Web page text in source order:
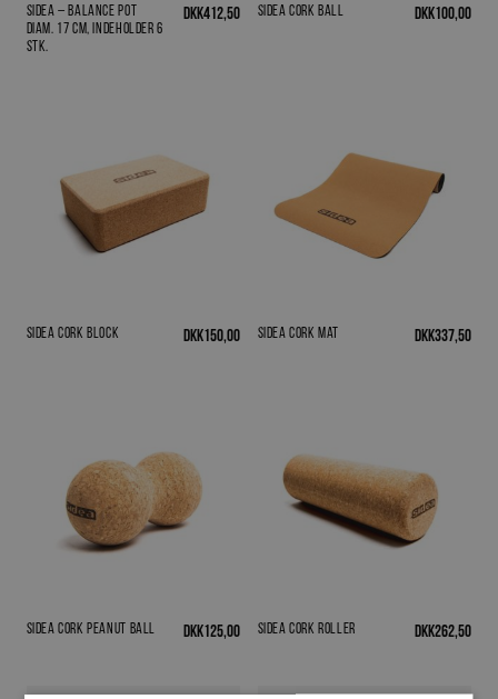
Sidea – Balance Pot
diam. 17 cm, indeholder 6
stk.
DKK412,50 Sidea Cork Ball DKK100,00
Sidea Cork Block DKK150,00 Sidea Cork Mat DKK337,50
Sidea Cork Peanut Ball DKK125,00 Sidea Cork Roller DKK262,50